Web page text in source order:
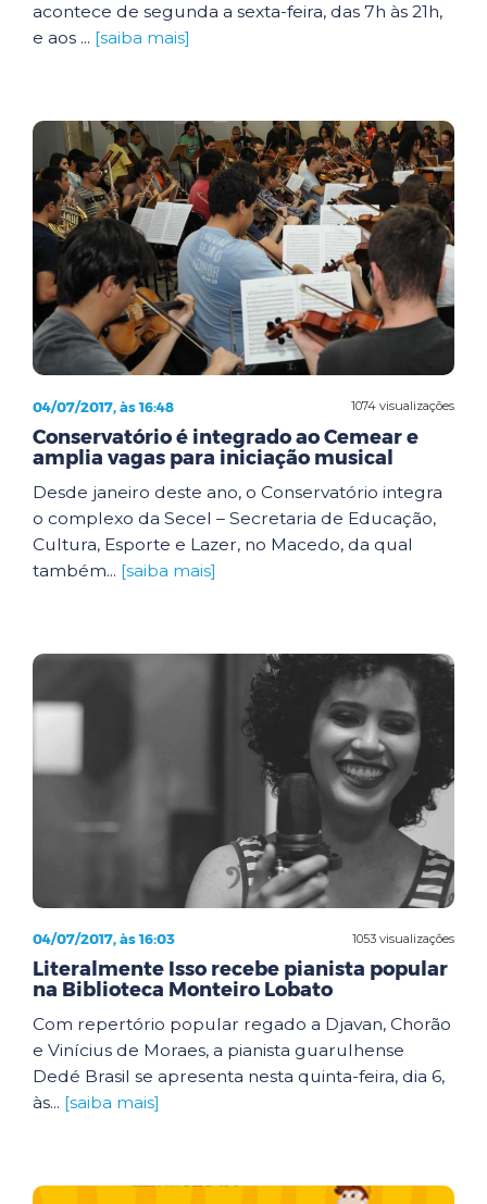
acontece de segunda a sexta-feira, das 7h às 21h,
e aos ... [saiba mais]
1074 visualizações
04/07/2017, às 16:48
Conservatório é integrado ao Cemear e
amplia vagas para iniciação musical
Desde janeiro deste ano, o Conservatório integra
o complexo da Secel – Secretaria de Educação,
Cultura, Esporte e Lazer, no Macedo, da qual
também... [saiba mais]
1053 visualizações
04/07/2017, às 16:03
Literalmente Isso recebe pianista popular
na Biblioteca Monteiro Lobato
Com repertório popular regado a Djavan, Chorão
e Vinícius de Moraes, a pianista guarulhense
Dedé Brasil se apresenta nesta quinta-feira, dia 6,
às... [saiba mais]